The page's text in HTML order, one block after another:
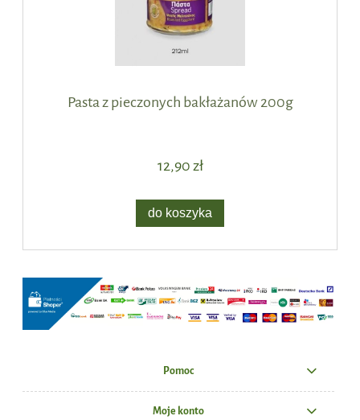
Pasta z pieczonych bakłażanów 200g
12,90 zł
do koszyka
Pomoc
Moje konto